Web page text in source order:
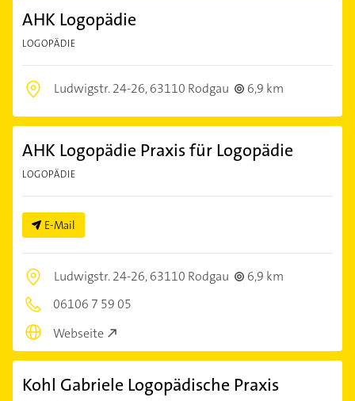
AHK Logopädie
LOGOPÄDIE
Ludwigstr. 24-26,63110 Rodgau 6,9 km
AHK Logopädie Praxis für Logopädie
LOGOPÄDIE
E-Mail
Ludwigstr. 24-26,63110 Rodgau
6,9 km
06106 7 59 05
Webseite
Kohl Gabriele Logopädische Praxis